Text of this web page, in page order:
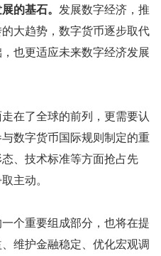
的基石。 发展数字经济，推
大趋势，数字货币逐步取代
也更适应未来数字经济发展
在了全球的前列，更需要认
数字货币国际规则制定的重
、技术标准等方面抢占先
主动。
个重要组成部分，也将在提
维护金融稳定、优化宏观调